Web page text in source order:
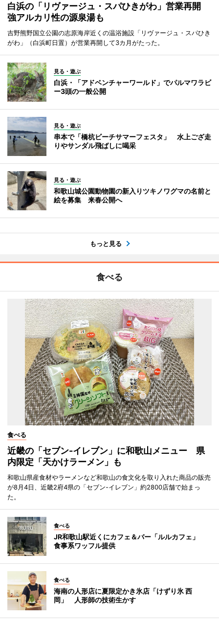
白浜の「リヴァージュ・スパひきがわ」営業再開
強アルカリ性の源泉湯も
吉野熊野国立公園の志原海岸近くの温浴施設「リヴァージュ・スパひき
がわ」（白浜町日置）が営業再開して3カ月がたった。
見る・遊ぶ
白浜・「アドベンチャーワールド」でパルマワラビ
ー3頭の一般公開
見る・遊ぶ
串本で「橋杭ビーチサマーフェスタ」 水上ござ走
りやサンダル飛ばしに喝采
見る・遊ぶ
和歌山城公園動物園の新入りツキノワグマの名前と
絵を募集 来春公開へ
もっと見る
食べる
食べる
近畿の「セブン-イレブン」に和歌山メニュー 県
内限定「天かけラーメン」も
和歌山県産食材やラーメンなど和歌山の食文化を取り入れた商品の販売
が8月4日、近畿2府4県の「セブン-イレブン」約2800店舗で始まっ
た。
食べる
JR和歌山駅近くにカフェ＆バー「ルルカフェ」
食事系ワッフル提供
食べる
海南の人形店に夏限定かき氷店「けずり氷 西
岡」 人形師の技術生かす